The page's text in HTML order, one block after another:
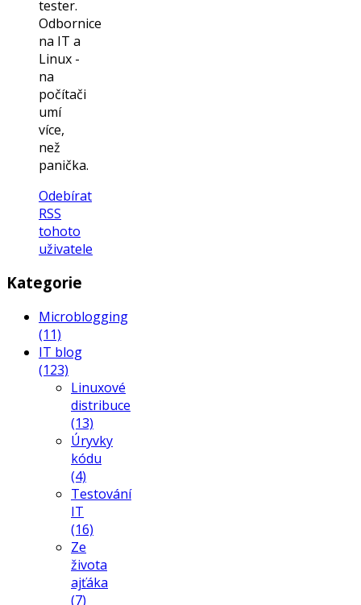
tester.
Odbornice
na IT a
Linux -
na
počítači
umí
více,
než
panička.
Odebírat
RSS
tohoto
uživatele
Kategorie
Microblogging
(11)
IT blog
(123)
Linuxové
distribuce
(13)
Úryvky
kódu
(4)
Testování
IT
(16)
Ze
života
ajťáka
(7)